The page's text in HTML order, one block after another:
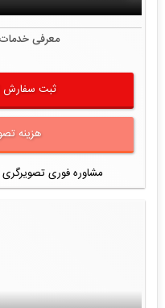
معرفی
ثبت سفارش
هزینه
مشاوره فوری